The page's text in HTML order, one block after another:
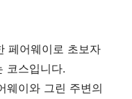
페어웨이로 초보자
코스입니다.
웨이와 그린 주변의